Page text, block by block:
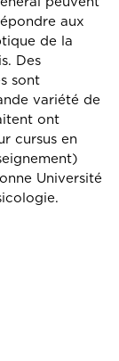
aux
de la
Des
sont
variété de
ont
cursus en
Université